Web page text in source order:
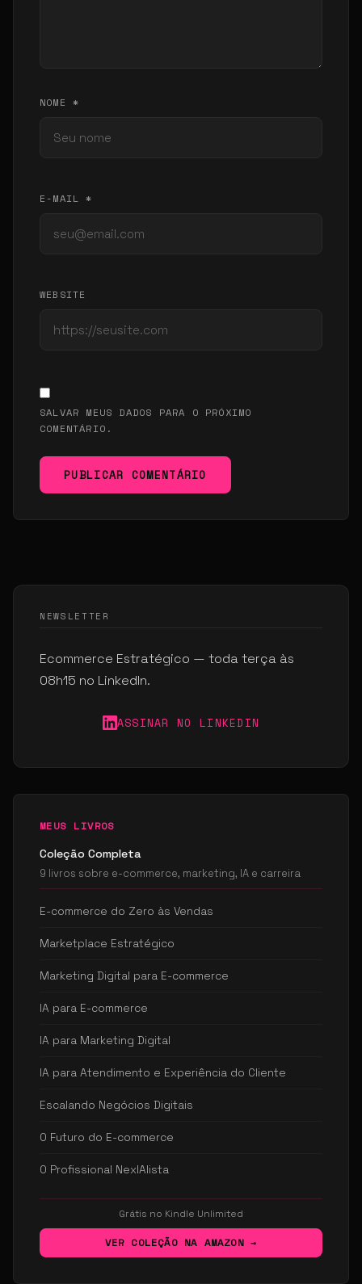
NOME *
E-MAIL *
WEBSITE
SALVAR MEUS DADOS PARA O PRÓXIMO
COMENTÁRIO.
PUBLICAR COMENTÁRIO
NEWSLETTER
Ecommerce Estratégico — toda terça às
08h15 no LinkedIn.
ASSINAR NO LINKEDIN
MEUS LIVROS
Coleção Completa
9 livros sobre e-commerce, marketing, IA e carreira
E-commerce do Zero às Vendas
Marketplace Estratégico
Marketing Digital para E-commerce
IA para E-commerce
IA para Marketing Digital
IA para Atendimento e Experiência do Cliente
Escalando Negócios Digitais
O Futuro do E-commerce
O Profissional NexIAlista
Grátis no Kindle Unlimited
VER COLEÇÃO NA AMAZON →